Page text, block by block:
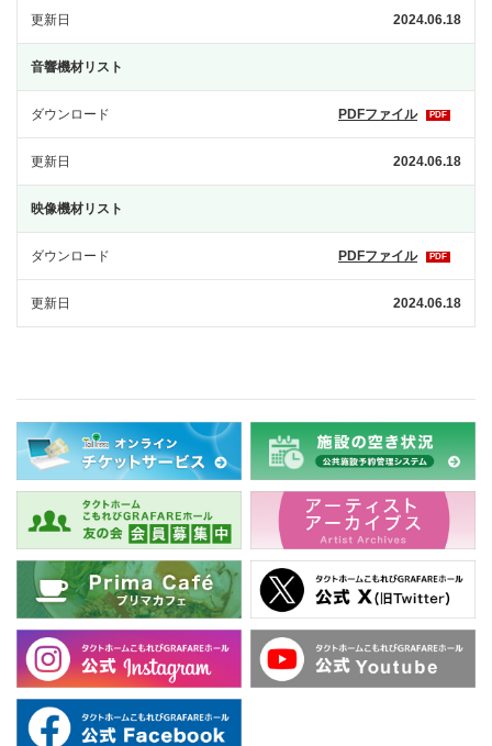
更新日 2024.06.18
音響機材リスト
ダウンロード PDFファイル PDF
更新日 2024.06.18
映像機材リスト
ダウンロード PDFファイル PDF
更新日 2024.06.18